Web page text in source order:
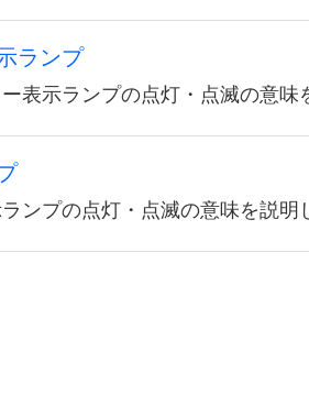
ランプ
表示ランプの点灯・点滅の意味
ンプの点灯・点滅の意味を説明